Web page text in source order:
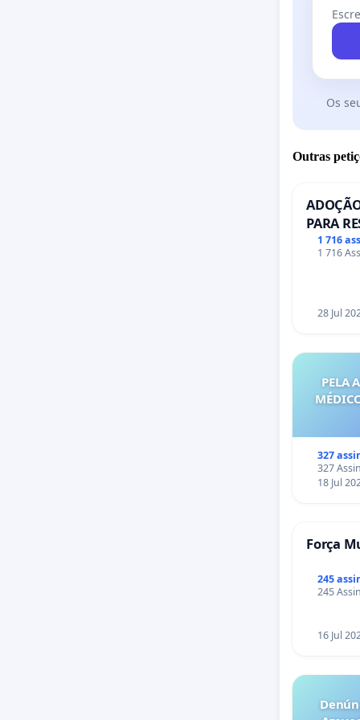
Os
Outras
PARA
PONTE
1 716
1 716
28 Jul
PELA
327
327
18 Jul
Força
245
245
16 Jul